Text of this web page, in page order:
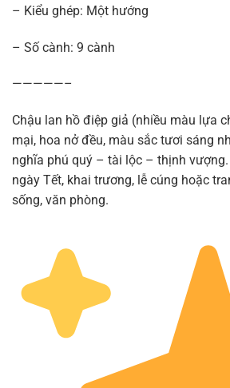
– Kiểu ghép: Một hướng
– Số cành: 9 cành
—————–
Chậu lan hồ điệp giả (nhiều màu lựa
mại, hoa nở đều, màu sắc tươi sáng
nghĩa phú quý – tài lộc – thịnh
ngày Tết, khai trương, lễ cúng hoặc
sống, văn phòng.